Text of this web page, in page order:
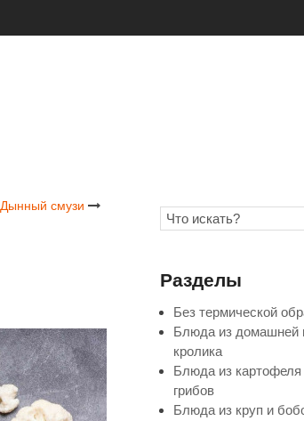
Дынный смузи
Разделы
Без термической
Блюда из домашней
кролика
Блюда из
грибов
Блюда из круп и